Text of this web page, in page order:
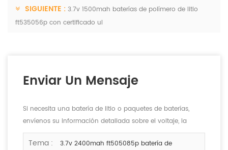
SIGUIENTE : 3.7v 1500mah baterías de polímero de litio
ft535056p con certificado ul
Enviar Un Mensaje
Si necesita una batería de litio o paquetes de baterías,
envíenos su información detallada sobre el voltaje, la
capacidad y el tamaño.
Tema :
3.7v 2400mah ft505085p batería de